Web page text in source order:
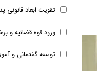
تقویت ابعاد قانونی
ورود قوه قضائیه و
توسعه گفتمانی و